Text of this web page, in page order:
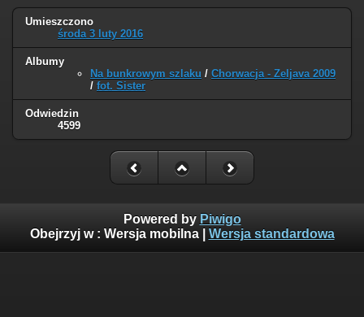
Umieszczono
środa 3 luty 2016
Albumy
Na bunkrowym szlaku / Chorwacja - Zeljava 2009
/ fot. Sister
Odwiedzin
4599
Powered by Piwigo
Obejrzyj w : Wersja mobilna| Wersja standardowa